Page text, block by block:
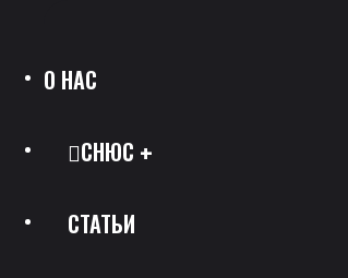
О НАС
СНЮС
СТАТЬИ